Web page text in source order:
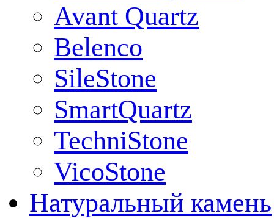
Avant Quartz
Belenco
SileStone
SmartQuartz
TechniStone
VicoStone
Натуральный камень